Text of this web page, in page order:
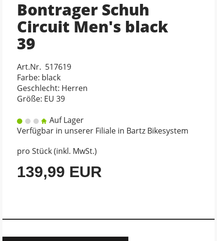
Bontrager Schuh
Circuit Men's black
39
Art.Nr. 517619
Farbe: black
Geschlecht: Herren
Größe: EU 39
Auf Lager
Verfügbar in unserer Filiale in Bartz Bikesystem
pro Stück (inkl. MwSt.)
139,99 EUR